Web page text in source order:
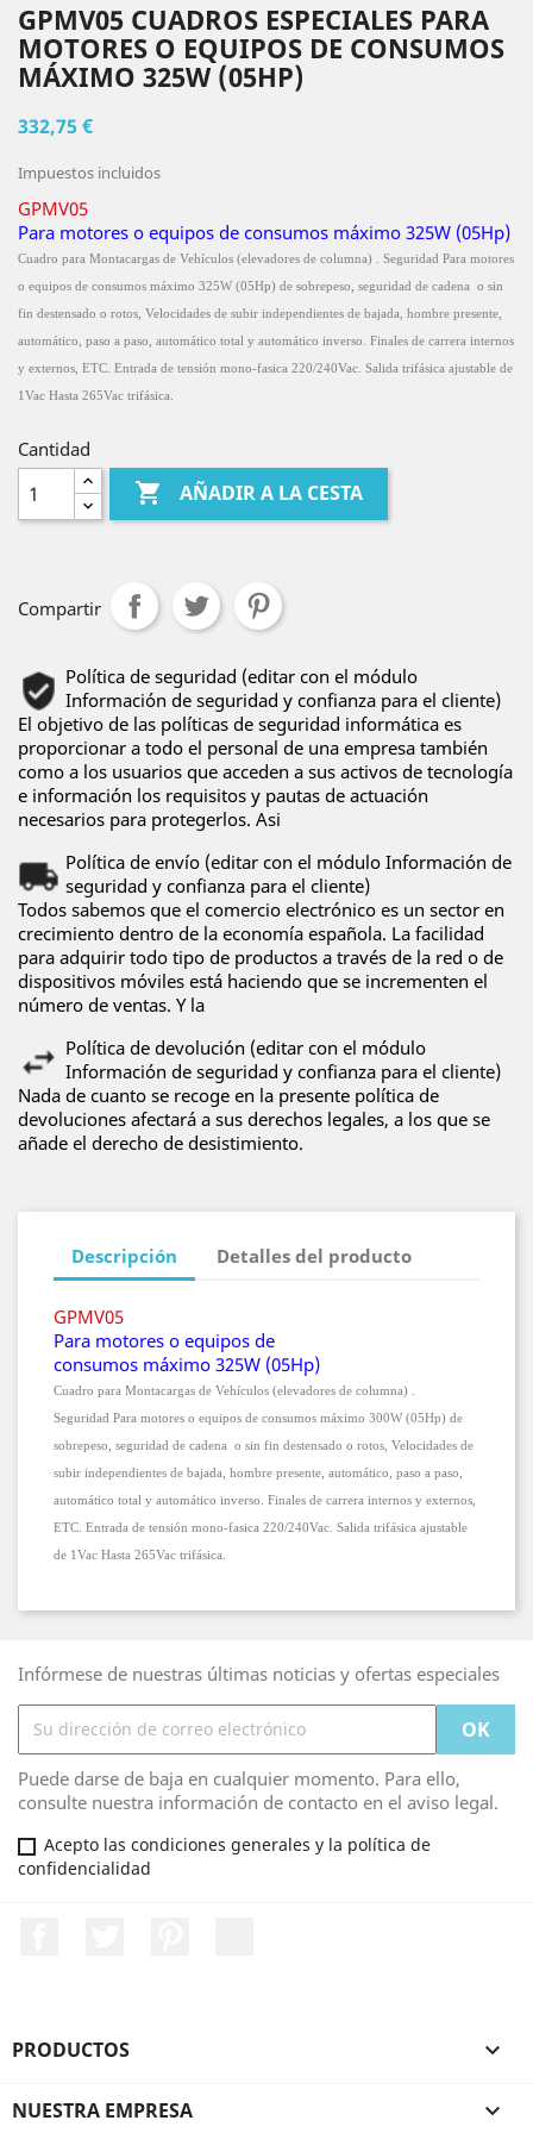
GPMV05 CUADROS ESPECIALES PARA
MOTORES O EQUIPOS DE CONSUMOS
MÁXIMO 325W (05HP)
332,75 €
Impuestos incluidos
GPMV05
Para motores o equipos de consumos máximo 325W (05Hp)
Cuadro para Montacargas de Vehículos (elevadores de columna) . Seguridad Para motores
o equipos de consumos máximo 325W (05Hp) de sobrepeso, seguridad de cadena o sin
fin destensado o rotos, Velocidades de subir independientes de bajada, hombre presente,
automático, paso a paso, automático total y automático inverso. Finales de carrera internos
y externos, ETC. Entrada de tensión mono-fasica 220/240Vac. Salida trifásica ajustable de
1Vac Hasta 265Vac trifásica.
Cantidad
 AÑADIR A LA CESTA
Compartir
Política de seguridad (editar con el módulo
Información de seguridad y confianza para el cliente)
El objetivo de las políticas de seguridad informática es
proporcionar a todo el personal de una empresa también
como a los usuarios que acceden a sus activos de tecnología
e información los requisitos y pautas de actuación
necesarios para protegerlos. Asi
Política de envío (editar con el módulo Información de
seguridad y confianza para el cliente)
Todos sabemos que el comercio electrónico es un sector en
crecimiento dentro de la economía española. La facilidad
para adquirir todo tipo de productos a través de la red o de
dispositivos móviles está haciendo que se incrementen el
número de ventas. Y la
Política de devolución (editar con el módulo
Información de seguridad y confianza para el cliente)
Nada de cuanto se recoge en la presente política de
devoluciones afectará a sus derechos legales, a los que se
añade el derecho de desistimiento.
Descripción Detalles del producto
GPMV05
Para motores o equipos de
consumos máximo 325W (05Hp)
Cuadro para Montacargas de Vehículos (elevadores de columna) .
Seguridad Para motores o equipos de consumos máximo 300W (05Hp) de
sobrepeso, seguridad de cadena o sin fin destensado o rotos, Velocidades de
subir independientes de bajada, hombre presente, automático, paso a paso,
automático total y automático inverso. Finales de carrera internos y externos,
ETC. Entrada de tensión mono-fasica 220/240Vac. Salida trifásica ajustable
de 1Vac Hasta 265Vac trifásica.
Infórmese de nuestras últimas noticias y ofertas especiales
Puede darse de baja en cualquier momento. Para ello,
consulte nuestra información de contacto en el aviso legal.
Acepto las condiciones generales y la política de
confidencialidad
PRODUCTOS 
NUESTRA EMPRESA 